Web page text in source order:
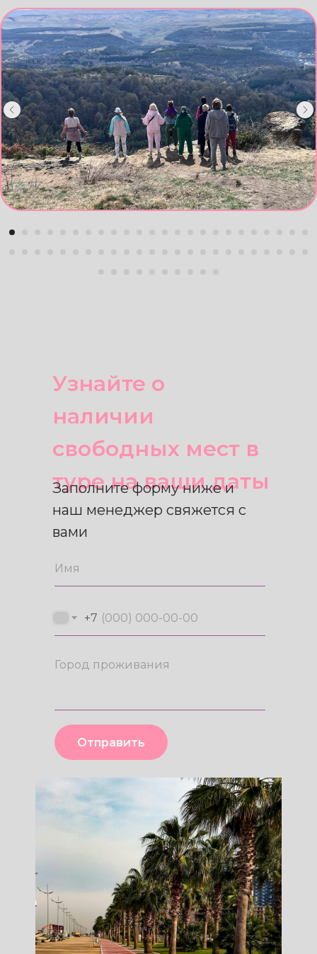
Отправить
Узнайте о
наличии
свободных мест в
туре на ваши даты
Заполните форму ниже и
наш менеджер свяжется с
вами